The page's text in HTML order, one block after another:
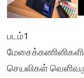
படம்1
செயலிகள்